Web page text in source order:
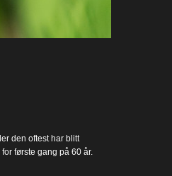
den oftest har blitt
første gang på 60 år.